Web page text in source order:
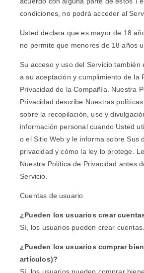
condiciones, no podrá acceder al
Usted declara que es mayor de 18
no permite que menores de 18 años
Su acceso y uso del Servicio también
a su aceptación y cumplimiento de la
Privacidad de la Compañía. Nuestra
Privacidad describe Nuestras
sobre la recopilación, uso y
información personal cuando Usted
o el Sitio Web y le informa sobre Sus
privacidad y cómo la ley lo protege.
Nuestra Política de Privacidad antes
Servicio.
Cuentas de usuario
¿Pueden los usuarios crear
Sí, los usuarios pueden crear cuentas.
¿Pueden los usuarios comprar
artículos)?